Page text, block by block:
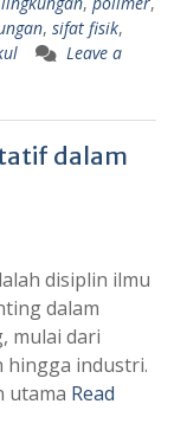
, sifat fisik,
Leave a
dalam
disiplin ilmu
dalam
mulai dari
hingga industri.
utama Read